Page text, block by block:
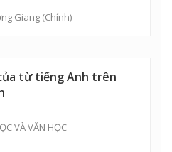
Giang (Chính)
từ tiếng Anh trên
VÀ VĂN HỌC